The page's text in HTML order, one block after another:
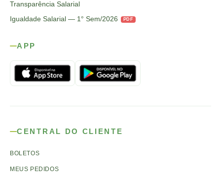
Transparência Salarial
Igualdade Salarial — 1° Sem/2026
PDF
APP
CENTRAL DO CLIENTE
BOLETOS
MEUS PEDIDOS